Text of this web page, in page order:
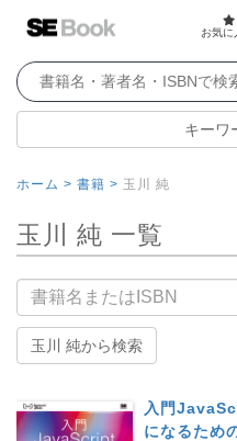
お気に
キーワ
ホーム > 書籍 > 玉川 純
玉川 純 一覧
書籍名
玉川 純から検索
入門
になるため